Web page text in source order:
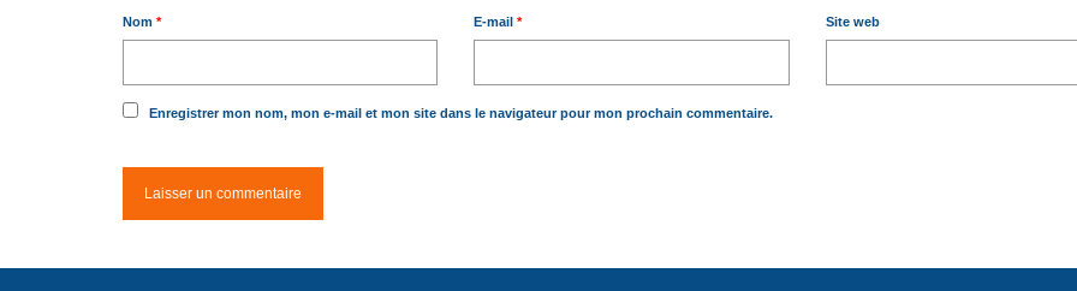
Nom * E-mail* Site web
Enregistrer mon nom, mon e-mail et mon site dans le navigateur pour mon prochain commentaire.